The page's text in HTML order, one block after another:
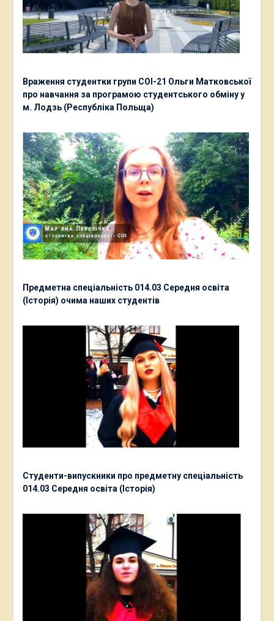
Враження студентки групи СОІ-21 Ольги Матковської
про навчання за програмою студентського обміну у
м. Лодзь (Республіка Польща)
Предметна спеціальність 014.03 Середня освіта
(Історія) очима наших студентів
Студенти-випускники про предметну спеціальність
014.03 Середня освіта (Історія)